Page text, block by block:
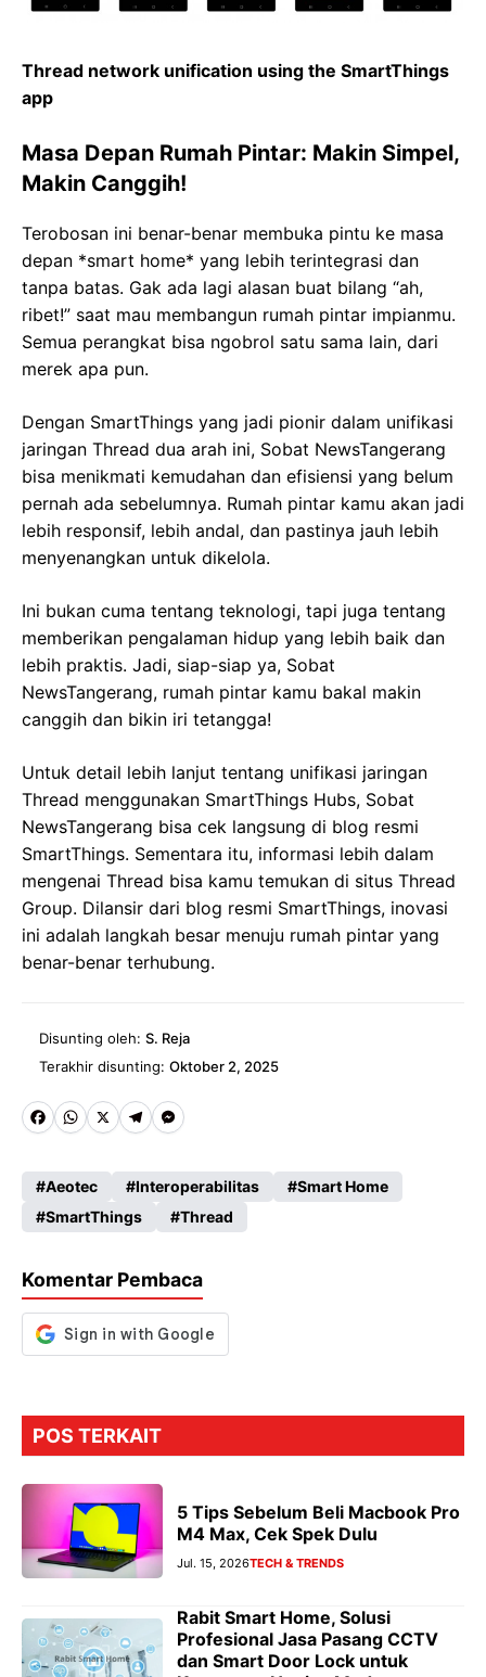
Thread network unification using the SmartThings
app
Masa Depan Rumah Pintar: Makin Simpel,
Makin Canggih!
Terobosan ini benar-benar membuka pintu ke masa
depan *smart home* yang lebih terintegrasi dan
tanpa batas. Gak ada lagi alasan buat bilang “ah,
ribet!” saat mau membangun rumah pintar impianmu.
Semua perangkat bisa ngobrol satu sama lain, dari
merek apa pun.
Dengan SmartThings yang jadi pionir dalam unifikasi
jaringan Thread dua arah ini, Sobat NewsTangerang
bisa menikmati kemudahan dan efisiensi yang belum
pernah ada sebelumnya. Rumah pintar kamu akan jadi
lebih responsif, lebih andal, dan pastinya jauh lebih
menyenangkan untuk dikelola.
Ini bukan cuma tentang teknologi, tapi juga tentang
memberikan pengalaman hidup yang lebih baik dan
lebih praktis. Jadi, siap-siap ya, Sobat
NewsTangerang, rumah pintar kamu bakal makin
canggih dan bikin iri tetangga!
Untuk detail lebih lanjut tentang unifikasi jaringan
Thread menggunakan SmartThings Hubs, Sobat
NewsTangerang bisa cek langsung di blog resmi
SmartThings. Sementara itu, informasi lebih dalam
mengenai Thread bisa kamu temukan di situs Thread
Group. Dilansir dari blog resmi SmartThings, inovasi
ini adalah langkah besar menuju rumah pintar yang
benar-benar terhubung.
Disunting oleh: S. Reja
Terakhir disunting: Oktober 2, 2025
Fa
b
o
k
W
ts
A
p
X
Te
gr
a
M
se
n
er
Aeotec Interoperabilitas
Smart Home
SmartThings
Thread
Komentar Pembaca
POS TERKAIT
5 Tips Sebelum Beli Macbook Pro
M4 Max, Cek Spek Dulu
Jul. 15, 2026TECH & TRENDS
Rabit Smart Home, Solusi
Profesional Jasa Pasang CCTV
dan Smart Door Lock untuk